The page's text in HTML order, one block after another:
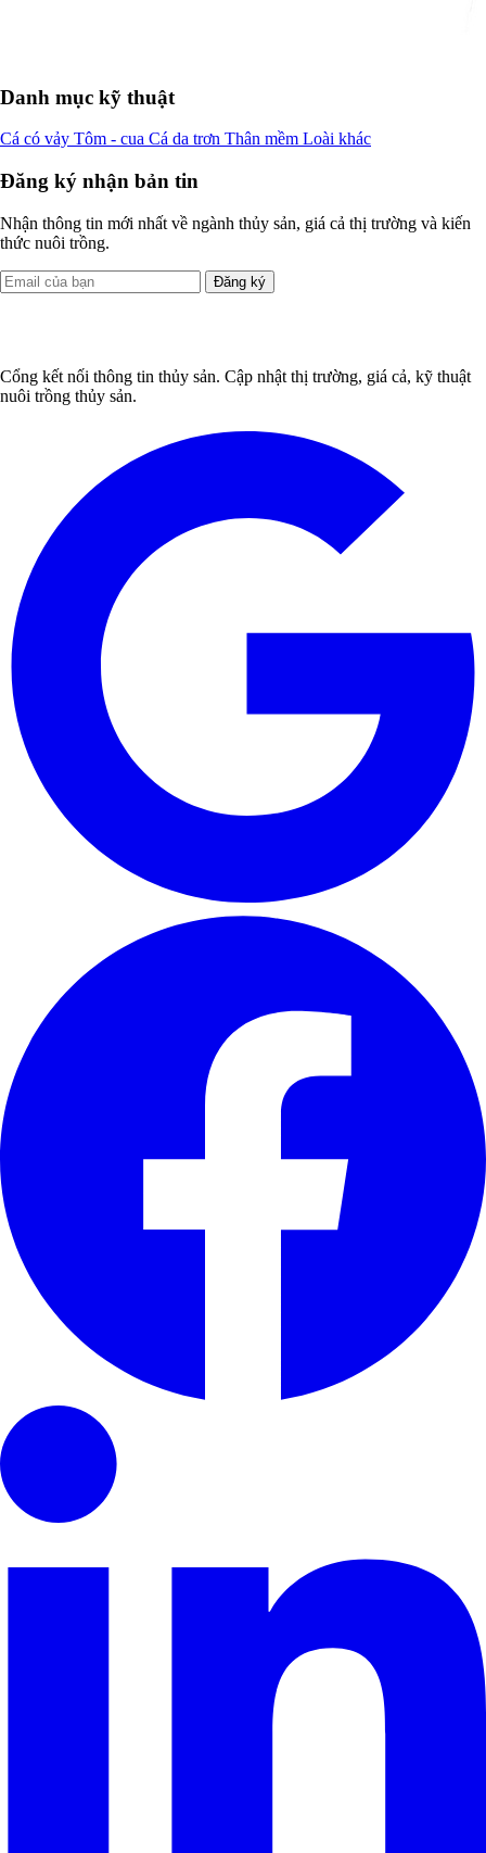
Danh mục kỹ thuật
Cá có vảy Tôm - cua Cá da trơn Thân mềm Loài khác
Đăng ký nhận bản tin
Nhận thông tin mới nhất về ngành thủy sản, giá cả thị trường và kiến
thức nuôi trồng.
Đăng ký
Cổng kết nối thông tin thủy sản. Cập nhật thị trường, giá cả, kỹ thuật
nuôi trồng thủy sản.